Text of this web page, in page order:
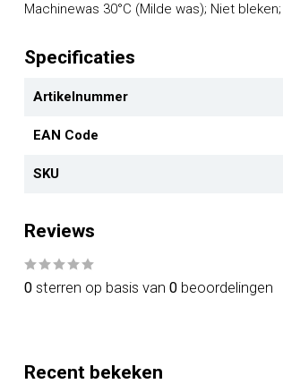
Machinewas 30°C (Milde was); Niet
Specificaties
Artikelnummer
EAN Code
SKU
Reviews
0 sterren op basis van 0 beoordelingen
Recent bekeken